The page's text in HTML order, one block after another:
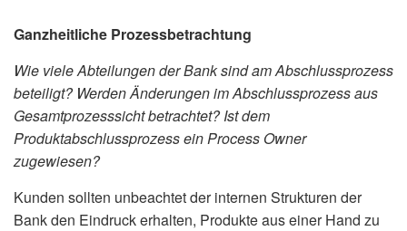
Ganzheitliche Prozessbetrachtung
Wie viele Abteilungen der Bank sind am Abschlussprozess
beteiligt? Werden Änderungen im Abschlussprozess aus
Gesamtprozesssicht betrachtet? Ist dem
Produktabschlussprozess ein Process Owner
zugewiesen?
Kunden sollten unbeachtet der internen Strukturen der
Bank den Eindruck erhalten, Produkte aus einer Hand zu